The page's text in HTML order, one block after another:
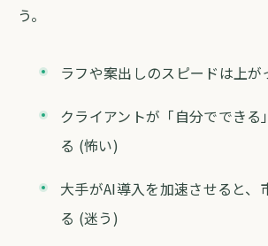
う。
ラフや案出しのスピードは上が
クライアントが「自分でできる
る (怖い)
大手がAI導入を加速させると、
る (迷う)